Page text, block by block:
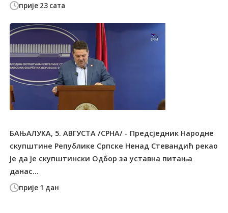
прије 23 сата
прије 1 дан
БАЊАЛУКА, 5. АВГУСТА /СРНА/ - Предсједник Народне
скупштине Републике Српске Ненад Стевандић рекао
је да је скупштински Одбор за уставна питања
данас...